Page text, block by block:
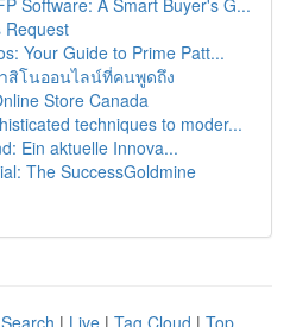
Software: A Smart Buyer's G...
Request
Your Guide to Prime Patt...
สิโนออนไลน์ที่คนพูดถึง
Store Canada
techniques to moder...
Ein aktuelle Innova...
The SuccessGoldmine
| Live | Tag Cloud | Top